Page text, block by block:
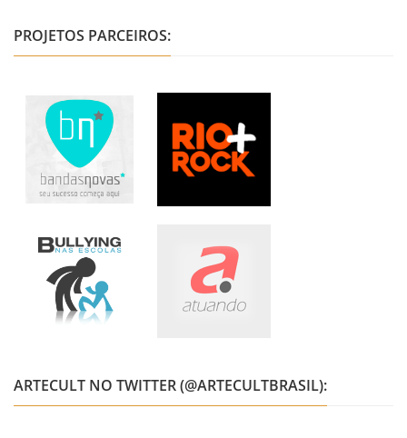
PROJETOS PARCEIROS:
ARTECULT NO TWITTER (@ARTECULTBRASIL):